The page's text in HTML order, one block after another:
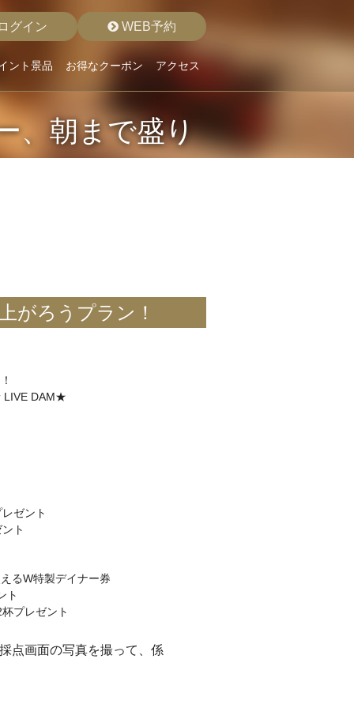
WEB予約
グイン
ント景品 お得なクーポン アクセス
、朝まで盛り
がろうプラン！
LIVE DAM★
ゼント
ト
るW特製デイナー券
ト
プレゼント
点画面の写真を撮って、係